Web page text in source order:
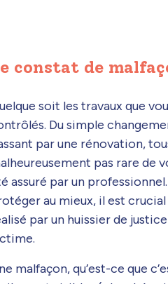
constat de
soit les travaux que
Du simple
par une rénovation,
pas rare de
assuré par un
au mieux, il est
par un huissier de
malfaçon, qu’est-ce que